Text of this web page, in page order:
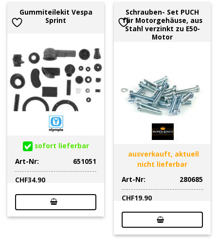
Gummiteilekit Vespa
Sprint
sofort lieferbar
Art-Nr:
651051
CHF34.90
Schrauben- Set PUCH
für Motorgehäuse, aus
Stahl verzinkt zu E50-
Motor
ausverkauft, aktuell
nicht lieferbar
Art-Nr:
280685
CHF19.90